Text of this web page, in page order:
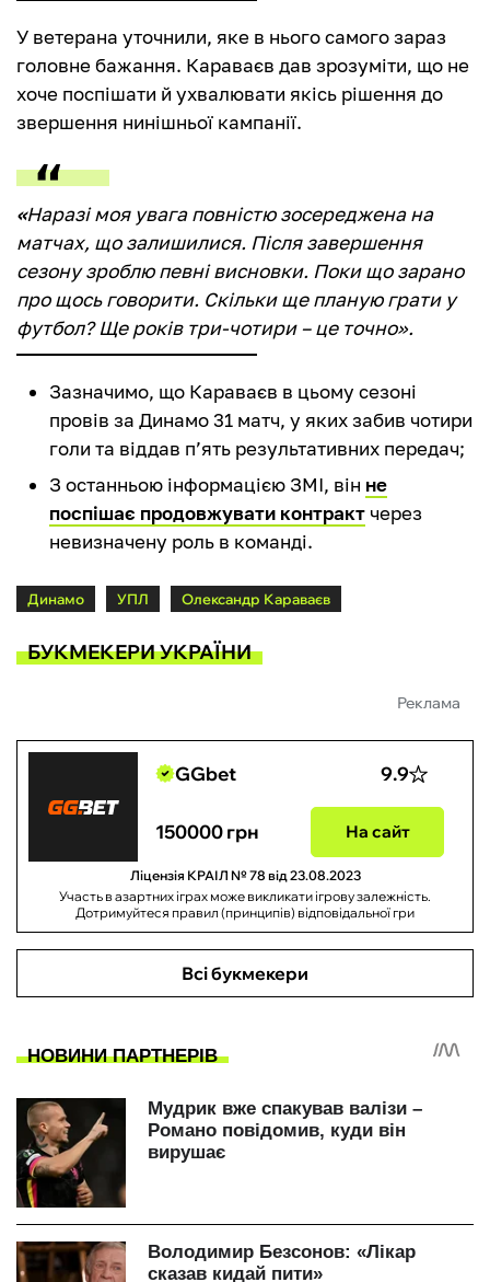
У ветерана уточнили, яке в нього самого зараз
головне бажання. Караваєв дав зрозуміти, що не
хоче поспішати й ухвалювати якісь рішення до
звершення нинішньої кампанії.
«Наразі моя увага повністю зосереджена на
матчах, що залишилися. Після завершення
сезону зроблю певні висновки. Поки що зарано
про щось говорити. Скільки ще планую грати у
футбол? Ще років три-чотири – це точно».
Зазначимо, що Караваєв в цьому сезоні
провів за Динамо 31 матч, у яких забив чотири
голи та віддав п’ять результативних передач;
З останньою інформацією ЗМІ, він не
поспішає продовжувати контракт через
невизначену роль в команді.
Динамо УПЛ Олександр Караваєв
БУКМЕКЕРИ УКРАЇНИ
Реклама
GGbet 9.9
150000 грн На сайт
Ліцензія КРАІЛ № 78 від 23.08.2023
Участь в азартних іграх може викликати ігрову залежність.
Дотримуйтеся правил (принципів) відповідальної гри
Всі букмекери